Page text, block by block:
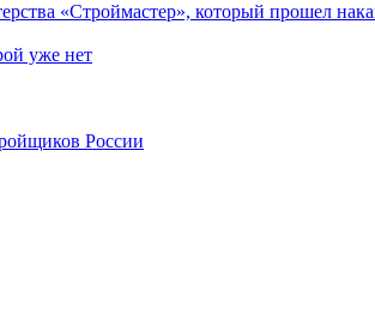
«Строймастер», который прошел
уже нет
России